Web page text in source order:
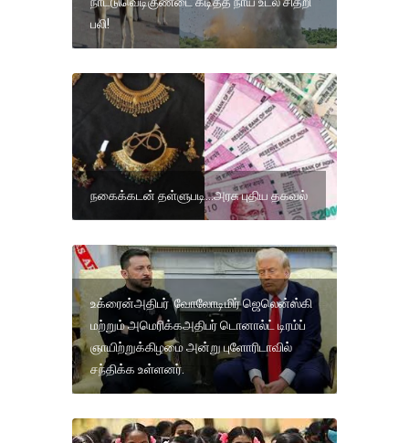
பலி!
நகைக்கடன் தள்ளுபடி...அரசு புதிய தகவல்
உக்ரைன்அதிபர் வோலோடிமிர் ஜெலென்ஸ்கி
மற்றும் அமெரிக்கஅதிபர் டொனால்ட் டிரம்ப்
ஞாயிற்றுக்கிழமை அன்று புளோரிடாவில்
சந்திக்க உள்ளனர்.